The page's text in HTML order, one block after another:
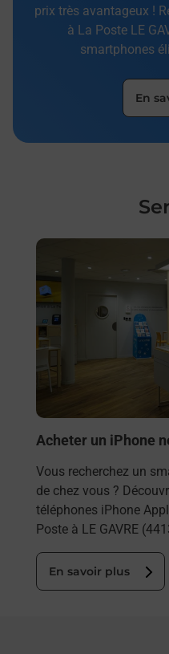
prix très avantageux !
à La Poste LE
smartphones
En
En savoir plus
Acheter un iPhone
Vous recherchez un
de chez vous ?
téléphones iPhone
Poste à LE GAVRE
En savoir plus